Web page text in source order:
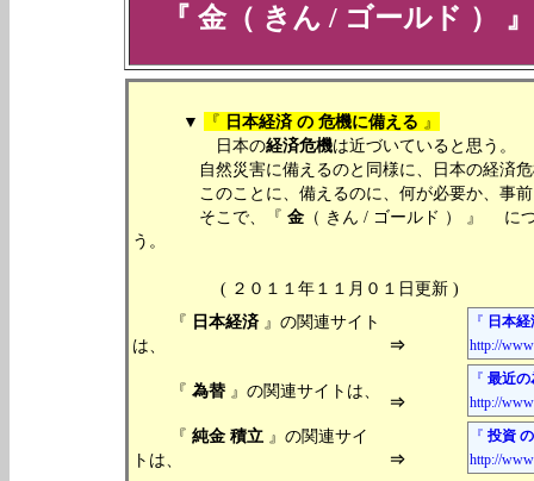
『 金（ きん / ゴールド ）
▼ 『 日本経済 の 危機に備える 』
日本の経済危機は近づいていると思う。
自然災害に備えるのと同様に、日本の経済危
このことに、備えるのに、何が必要か、事前
そこで、『 金 （ きん / ゴールド ） 』 に
う。
( ２０１１年１１月０１日
『 日本経済 』の関連サイト
は、
⇒
『 日本
http://
『為替 』の関連サイトは、
⇒
『最近
http://
『純金 積立 』の関連サイ
トは、
⇒
『投資
http://